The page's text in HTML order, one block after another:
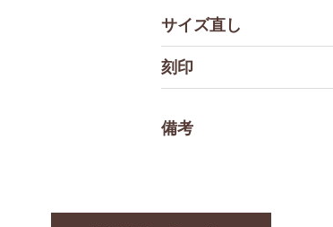
サイズ直し
刻印
備考